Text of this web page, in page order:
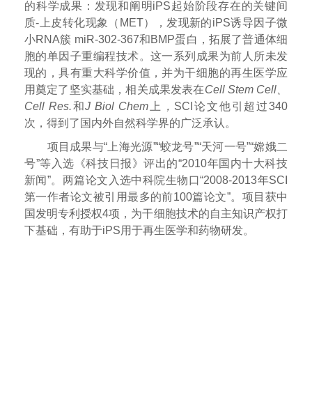
的科学成果：发现和阐明iPS起始阶段存在的关键间
质- 上皮转化现象（ MET），发现新的iPS诱导因子微
小RNA簇 miR-302-367和BMP蛋白，拓展了普通体细
胞的单因子重编程技术。这一系列成果为前人所未发
现的，具有重大科学价值，并为干细胞的再生医学应
用奠定了坚实基础，相关成果发表在Cell Stem Cell、
Cell Res.和J Biol Chem 上 ， SCI 论文他引超过340
次，得到了国内外自然科学界的广泛承认。
项目成果与“上海光源”“蛟龙号”“天河一号”“嫦娥二
号”等入选《科技日报》评出的“2010年国内十大科技
新闻”。两篇论文入选中科院生物口“2008-2013年SCI
第一作者论文被引用最多的前100篇论文”。项目获中
国发明专利授权4项，为干细胞技术的自主知识产权打
下基础，有助于iPS用于再生医学和药物研发。